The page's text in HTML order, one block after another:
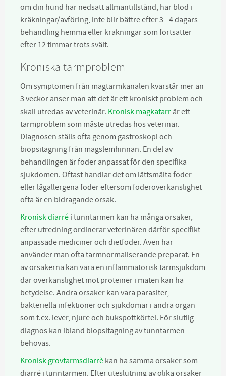
om din hund har nedsatt allmäntillstånd, har blod i
kräkningar/avföring, inte blir bättre efter 3 - 4 dagars
behandling hemma eller kräkningar som fortsätter
efter 12 timmar trots svält.
Kroniska tarmproblem
Om symptomen från magtarmkanalen kvarstår mer än
3 veckor anser man att det är ett kroniskt problem och
skall utredas av veterinär. Kronisk magkatarr är ett
tarmproblem som måste utredas hos veterinär.
Diagnosen ställs ofta genom gastroskopi och
biopsitagning från magslemhinnan. En del av
behandlingen är foder anpassat för den specifika
sjukdomen. Oftast handlar det om lättsmälta foder
eller lågallergena foder eftersom foderöverkänslighet
ofta är en bidragande orsak.
Kronisk diarré i tunntarmen kan ha många orsaker,
efter utredning ordinerar veterinären därför specifikt
anpassade mediciner och dietfoder. Även här
använder man ofta tarmnormaliserande preparat. En
av orsakerna kan vara en inflammatorisk tarmsjukdom
där överkänslighet mot proteiner i maten kan ha
betydelse. Andra orsaker kan vara parasiter,
bakteriella infektioner och sjukdomar i andra organ
som t.ex. lever, njure och bukspottkörtel. För slutlig
diagnos kan ibland biopsitagning av tunntarmen
behövas.
Kronisk grovtarmsdiarrè kan ha samma orsaker som
diarré i tunntarmen. Efter uteslutning av olika orsaker